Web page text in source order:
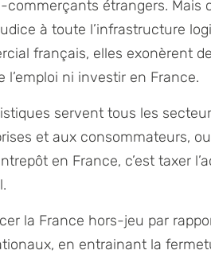
commerçants étrangers. Mais
à toute l’infrastructure
français, elles exonèrent
l’emploi ni investir en France.
servent tous les
et aux consommateurs,
en France, c’est taxer
la France hors-jeu par
en entrainant la